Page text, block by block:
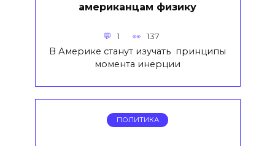
американцам физику
1 137
В Америке станут изучать принципы
момента инерции
ПОЛИТИКА